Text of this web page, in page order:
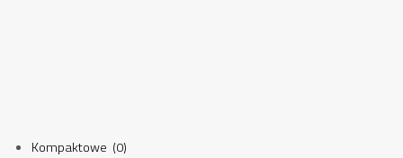
Kompaktowe (0)